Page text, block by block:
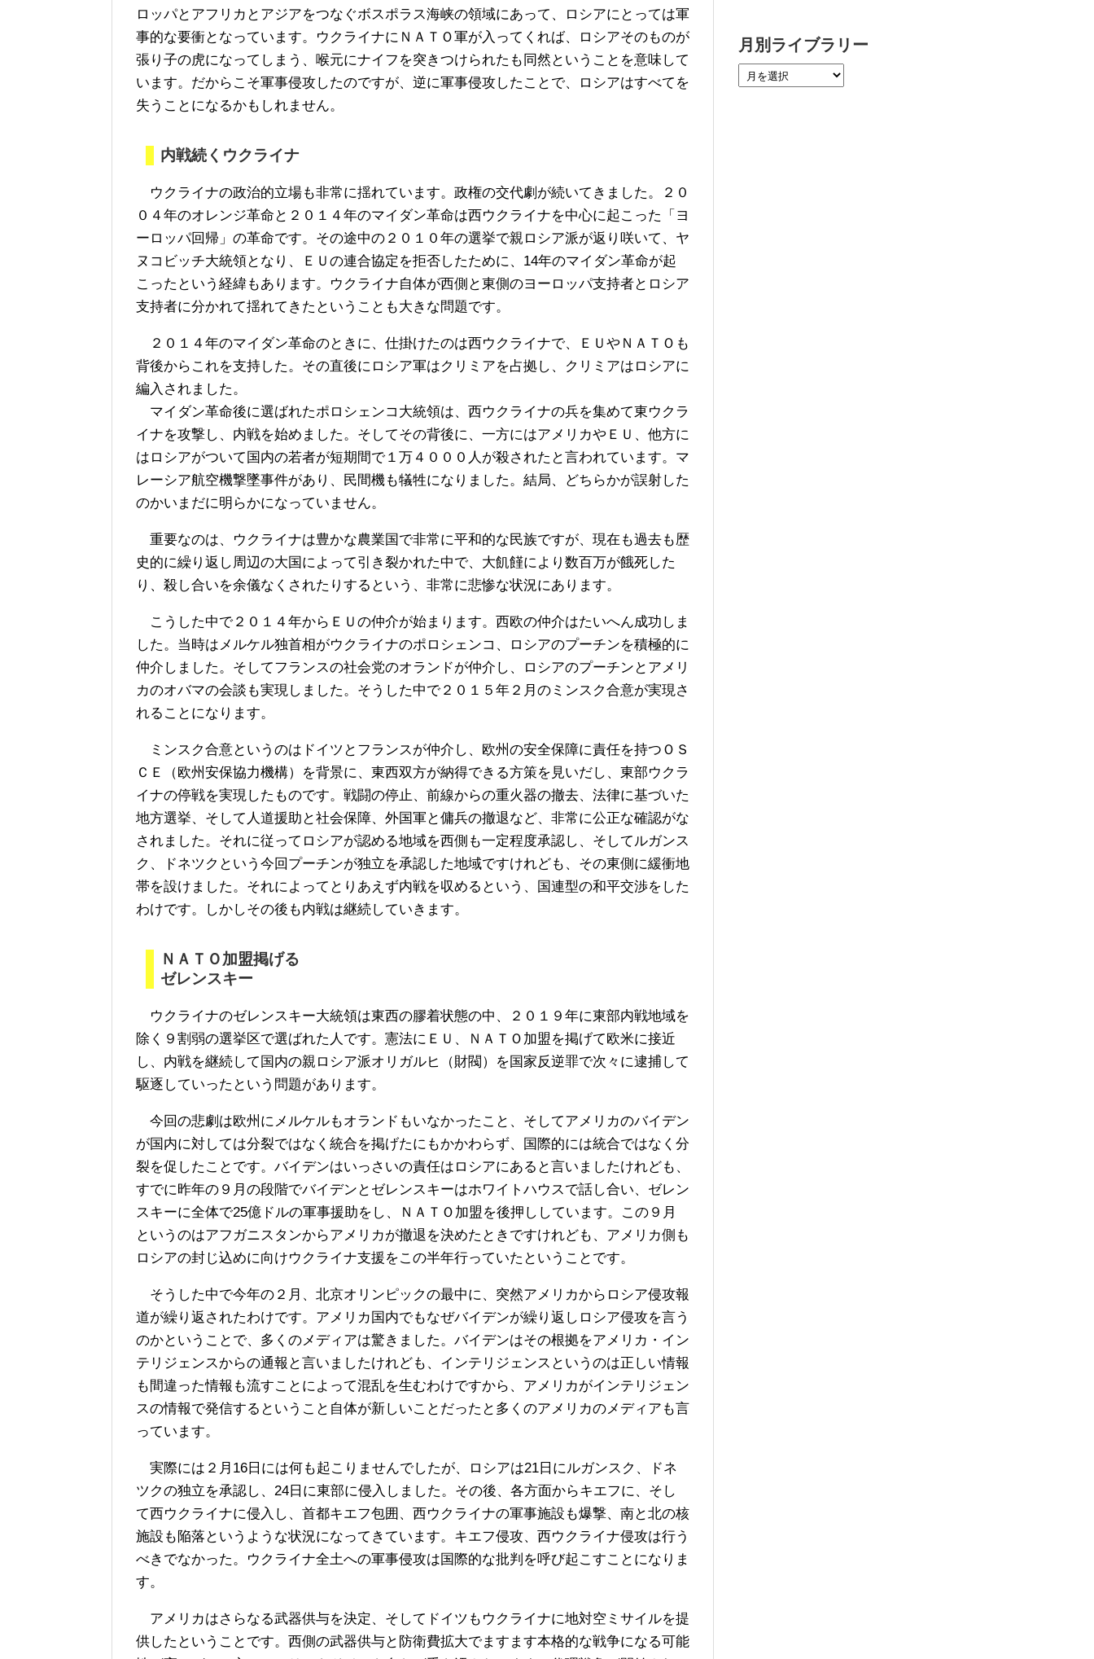
ロッパとアフリカとアジアをつなぐボスポラス海峡の領域にあって、ロシアにとっては軍
事的な要衝となっています。ウクライナにＮＡＴＯ軍が入ってくれば、ロシアそのものが
張り子の虎になってしまう、喉元にナイフを突きつけられたも同然ということを意味して
います。だからこそ軍事侵攻したのですが、逆に軍事侵攻したことで、ロシアはすべてを
失うことになるかもしれません。
内戦続くウクライナ
ウクライナの政治的立場も非常に揺れています。政権の交代劇が続いてきました。２０
０４年のオレンジ革命と２０１４年のマイダン革命は西ウクライナを中心に起こった「ヨ
ーロッパ回帰」の革命です。その途中の２０１０年の選挙で親ロシア派が返り咲いて、ヤ
ヌコビッチ大統領となり、ＥＵの連合協定を拒否したために、14年のマイダン革命が起
こったという経緯もあります。ウクライナ自体が西側と東側のヨーロッパ支持者とロシア
支持者に分かれて揺れてきたということも大きな問題です。
２０１４年のマイダン革命のときに、仕掛けたのは西ウクライナで、ＥＵやＮＡＴＯも
背後からこれを支持した。その直後にロシア軍はクリミアを占拠し、クリミアはロシアに
編入されました。
マイダン革命後に選ばれたポロシェンコ大統領は、西ウクライナの兵を集めて東ウクラ
イナを攻撃し、内戦を始めました。そしてその背後に、一方にはアメリカやＥＵ、他方に
はロシアがついて国内の若者が短期間で１万４０００人が殺されたと言われています。マ
レーシア航空機撃墜事件があり、民間機も犠牲になりました。結局、どちらかが誤射した
のかいまだに明らかになっていません。
重要なのは、ウクライナは豊かな農業国で非常に平和的な民族ですが、現在も過去も歴
史的に繰り返し周辺の大国によって引き裂かれた中で、大飢饉により数百万が餓死した
り、殺し合いを余儀なくされたりするという、非常に悲惨な状況にあります。
こうした中で２０１４年からＥＵの仲介が始まります。西欧の仲介はたいへん成功しま
した。当時はメルケル独首相がウクライナのポロシェンコ、ロシアのプーチンを積極的に
仲介しました。そしてフランスの社会党のオランドが仲介し、ロシアのプーチンとアメリ
カのオバマの会談も実現しました。そうした中で２０１５年２月のミンスク合意が実現さ
れることになります。
ミンスク合意というのはドイツとフランスが仲介し、欧州の安全保障に責任を持つＯＳ
ＣＥ（欧州安保協力機構）を背景に、東西双方が納得できる方策を見いだし、東部ウクラ
イナの停戦を実現したものです。戦闘の停止、前線からの重火器の撤去、法律に基づいた
地方選挙、そして人道援助と社会保障、外国軍と傭兵の撤退など、非常に公正な確認がな
されました。それに従ってロシアが認める地域を西側も一定程度承認し、そしてルガンス
ク、ドネツクという今回プーチンが独立を承認した地域ですけれども、その東側に緩衝地
帯を設けました。それによってとりあえず内戦を収めるという、国連型の和平交渉をした
わけです。しかしその後も内戦は継続していきます。
ＮＡＴＯ加盟掲げる
ゼレンスキー
ウクライナのゼレンスキー大統領は東西の膠着状態の中、２０１９年に東部内戦地域を
除く９割弱の選挙区で選ばれた人です。憲法にＥＵ、ＮＡＴＯ加盟を掲げて欧米に接近
し、内戦を継続して国内の親ロシア派オリガルヒ（財閥）を国家反逆罪で次々に逮捕して
駆逐していったという問題があります。
今回の悲劇は欧州にメルケルもオランドもいなかったこと、そしてアメリカのバイデン
が国内に対しては分裂ではなく統合を掲げたにもかかわらず、国際的には統合ではなく分
裂を促したことです。バイデンはいっさいの責任はロシアにあると言いましたけれども、
すでに昨年の９月の段階でバイデンとゼレンスキーはホワイトハウスで話し合い、ゼレン
スキーに全体で25億ドルの軍事援助をし、ＮＡＴＯ加盟を後押ししています。この９月
というのはアフガニスタンからアメリカが撤退を決めたときですけれども、アメリカ側も
ロシアの封じ込めに向けウクライナ支援をこの半年行っていたということです。
そうした中で今年の２月、北京オリンピックの最中に、突然アメリカからロシア侵攻報
道が繰り返されたわけです。アメリカ国内でもなぜバイデンが繰り返しロシア侵攻を言う
のかということで、多くのメディアは驚きました。バイデンはその根拠をアメリカ・イン
テリジェンスからの通報と言いましたけれども、インテリジェンスというのは正しい情報
も間違った情報も流すことによって混乱を生むわけですから、アメリカがインテリジェン
スの情報で発信するということ自体が新しいことだったと多くのアメリカのメディアも言
っています。
実際には２月16日には何も起こりませんでしたが、ロシアは21日にルガンスク、ドネ
ツクの独立を承認し、24日に東部に侵入しました。その後、各方面からキエフに、そし
て西ウクライナに侵入し、首都キエフ包囲、西ウクライナの軍事施設も爆撃、南と北の核
施設も陥落というような状況になってきています。キエフ侵攻、西ウクライナ侵攻は行う
べきでなかった。ウクライナ全土への軍事侵攻は国際的な批判を呼び起こすことになりま
す。
アメリカはさらなる武器供与を決定、そしてドイツもウクライナに地対空ミサイルを提
供したということです。西側の武器供与と防衛費拡大でますます本格的な戦争になる可能
月別ライブラリー